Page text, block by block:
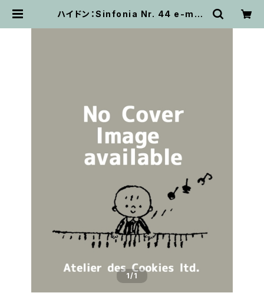
ハイドン：Sinfonia Nr. 44 e-moll
1/1